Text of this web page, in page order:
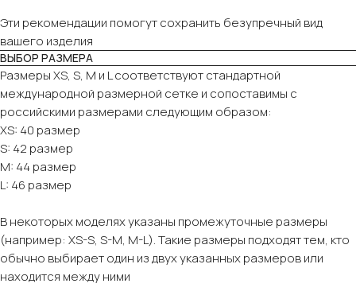
Эти рекомендации помогут сохранить безупречный вид
вашего изделия
ВЫБОР РАЗМЕРА
Размеры XS, S, M и L соответствуют стандартной
международной размерной сетке и сопоставимы с
российскими размерами следующим образом:
XS: 40 размер
S: 42 размер
M: 44 размер
L: 46 размер
В некоторых моделях указаны промежуточные размеры
(например: XS-S, S-M, M-L). Такие размеры подходят тем, кто
обычно выбирает один из двух указанных размеров или
находится между ними